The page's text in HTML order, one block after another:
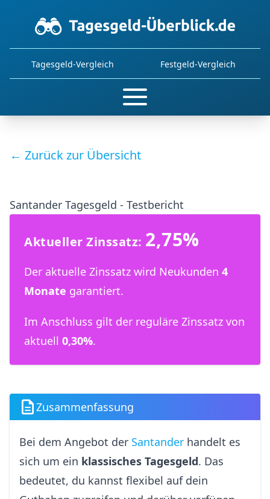
Tagesgeld-Vergleich Festgeld-Vergleich
← Zurück zur Übersicht
Santander Tagesgeld - Testbericht
Aktueller Zinssatz: 2,75%
Der aktuelle Zinssatz wird Neukunden 4
Monate garantiert.
Im Anschluss gilt der reguläre Zinssatz von
aktuell 0,30%.
Zusammenfassung
Bei dem Angebot der Santander handelt es
sich um ein klassisches Tagesgeld. Das
bedeutet, du kannst flexibel auf dein